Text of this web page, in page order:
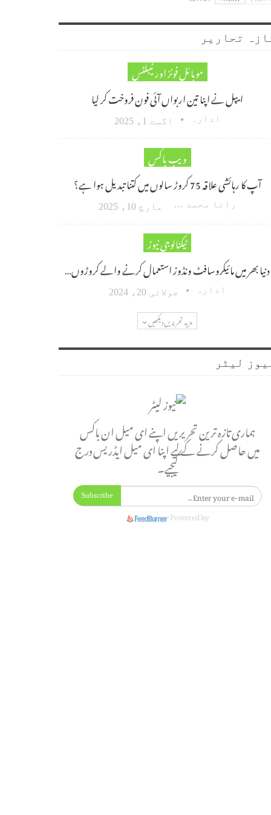
تحاریر
موبائل فونز اور ٹیبلٹس
ایپل نے اپنا تین اربواں آئی فون فروخت کر لیا
ادارہ اگست 1، 2025
ویب باکس
آپ کا رہائشی علاقہ 75 کروڑ سالوں میں کتنا تبدیل ہوا ہے؟
رانا محمد امین اکبر مارچ 10، 2025
ٹیکنالوجی نیوز
دنیا بھر میں مائیکروسافٹ ونڈوز استعمال کرنے والے کروڑوں…
ادارہ جولائی 20، 2024
مزید تحریریں دیکھیں
لیٹر
ہماری تازہ ترین تحریریں اپنے ای میل ان باکس
میں حاصل کرنے کے لیے اپنا ای میل ایڈریس درج
کیجیے۔
Subscribe
Powered by